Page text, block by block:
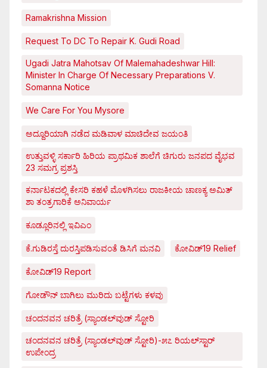
Ramakrishna Mission
Request To DC To Repair K. Gudi Road
Ugadi Jatra Mahotsav Of Malemahadeshwar Hill:
Minister In Charge Of Necessary Preparations V.
Somanna Notice
We Care For You Mysore
ಅದ್ದೂರಿಯಾಗಿ ನಡೆದ ಮಡಿವಾಳ ಮಾಚಿದೇವ ಜಯಂತಿ
ಉತ್ತುವಳ್ಳಿ ಸರ್ಕಾರಿ ಹಿರಿಯ ಪ್ರಾಥಮಿಕ ಶಾಲೆಗೆ ಚಿಗುರು ಜನಪದ ವೈಭವ
23 ಸಮಗ್ರ ಪ್ರಶಸ್ತಿ
ಕರ್ನಾಟಕದಲ್ಲಿ ಕೇಸರಿ ಕಹಳೆ ಮೊಳಗಿಸಲು ರಾಜಕೀಯ ಚಾಣಕ್ಯ ಅಮಿತ್
ಶಾ ತಂತ್ರಗಾರಿಕೆ ಅನಿವಾರ್ಯ
ಕೂಡ್ಲೂರಿನಲ್ಲಿ ಇವಿಎಂ
ಕೆ.ಗುಡಿರಸ್ತೆ ದುರಸ್ತಿಪಡಿಸುವಂತೆ ಡಿಸಿಗೆ ಮನವಿ ಕೋವಿಡ್‌19 Relief
ಕೋವಿಡ್‌19 Report
ಗೋಡೌನ್ ಬಾಗಿಲು ಮುರಿದು ಬಟ್ಟೆಗಳು ಕಳವು
ಚಂದನವನ ಚರಿತ್ರೆ (ಸ್ಯಾಂಡಲ್‌ವುಡ್ ಸ್ಟೋರಿ
ಚಂದನವನ ಚರಿತ್ರೆ (ಸ್ಯಾಂಡಲ್‌ವುಡ್ ಸ್ಟೋರಿ)-೫೭ ರಿಯಲ್‌ಸ್ಟಾರ್
ಉಪೇಂದ್ರ